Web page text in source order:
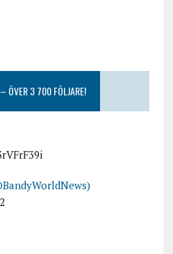
ÖVER 3 700 FÖLJARE!